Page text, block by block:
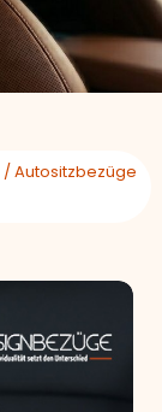
/ Autositzbezüge